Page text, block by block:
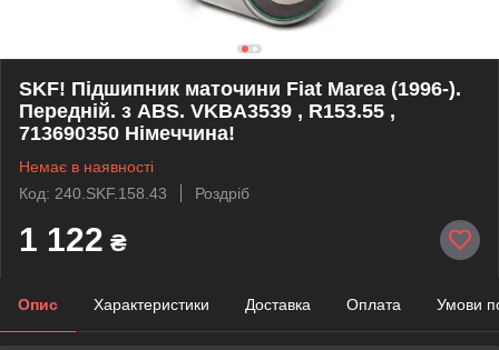
SKF! Підшипник маточини Fiat Marea (1996-).
Передній. з ABS. VKBA3539 , R153.55 ,
713690350 Німеччина!
Немає в наявності
Код: 240.SKF.158.43
Роздріб
1 122 ₴
Опис Характеристики Доставка Оплата Умови